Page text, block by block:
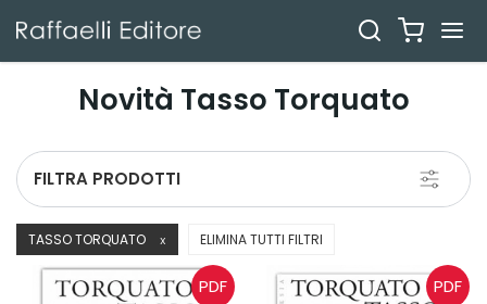
Novità Tasso Torquato
Toggle
FILTRA PRODOTTI
TASSO TORQUATO X ELIMINA TUTTI FILTRI
PDF PDF